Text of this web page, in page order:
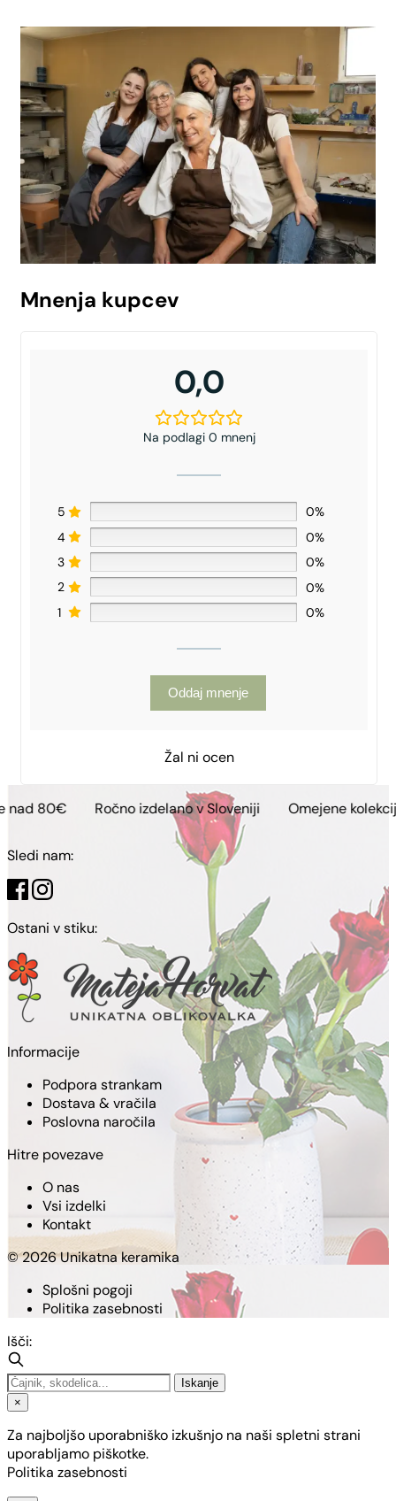
Mnenja kupcev
0,0
Na podlagi 0 mnenj
5
0%
4
0%
3
0%
2
0%
1
0%
Oddaj mnenje
Žal ni ocen
Ročno izdelano v Sloveniji Omejene kolekcije
Sledi nam:
Ostani v stiku:
Informacije
Podpora strankam
Dostava & vračila
Poslovna naročila
Hitre povezave
O nas
Vsi izdelki
Kontakt
© 2026 Unikatna keramika
Splošni pogoji
Politika zasebnosti
Išči:
Iskanje
×
Za najboljšo uporabniško izkušnjo na naši spletni strani
uporabljamo piškotke.
Politika zasebnosti